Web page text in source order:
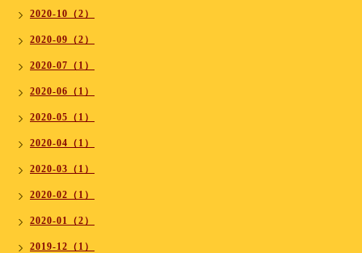
2020-10（2）
2020-09（2）
2020-07（1）
2020-06（1）
2020-05（1）
2020-04（1）
2020-03（1）
2020-02（1）
2020-01（2）
2019-12（1）